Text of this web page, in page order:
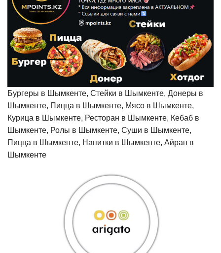
Бургеры в Шымкенте, Стейки в Шымкенте, Донеры в
Шымкенте, Пицца в Шымкенте, Мясо в Шымкенте,
Курица в Шымкенте, Ресторан в Шымкенте, Кебаб в
Шымкенте, Ролы в Шымкенте, Суши в Шымкенте,
Пицца в Шымкенте, Напитки в Шымкенте, Айран в
Шымкенте